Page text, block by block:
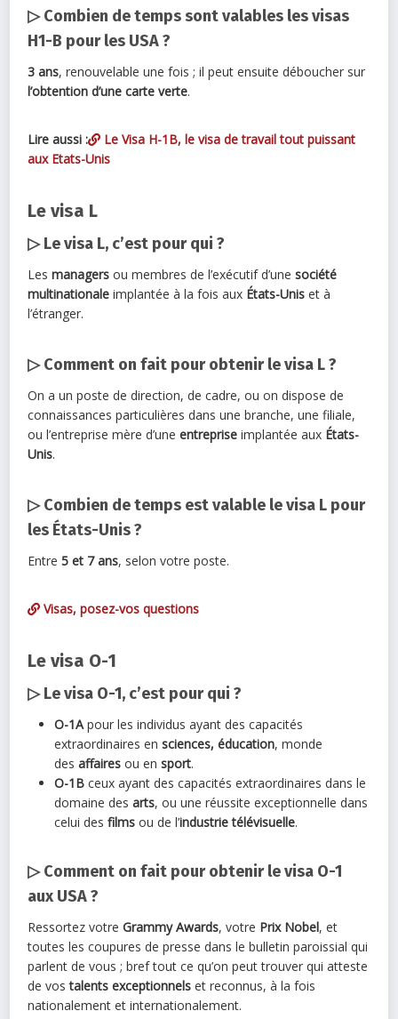
▷ Combien de temps sont valables les visas
H1-B pour les USA ?
3 ans, renouvelable une fois ; il peut ensuite déboucher sur
l’obtention d’une carte verte.
Lire aussi :
Le Visa H-1B, le visa de travail tout puissant
aux Etats-Unis
Le visa L
▷ Le visa L, c’est pour qui ?
Lesmanagers ou membres de l’exécutif d’unesociété
multinationale implantée à la fois aux États-Unis et à
l’étranger.
▷ Comment on fait pour obtenir le visa L ?
On a un poste de direction, de cadre, ou on dispose de
connaissances particulières dans une branche, une filiale,
ou l’entreprise mère d’uneentreprise implantée aux États-
Unis.
▷ Combien de temps est valable le visa L pour
les États-Unis ?
Entre5 et 7 ans, selon votre poste.
Visas, posez-vos questions
Le visa O-1
▷ Le visa O-1, c’est pour qui ?
O-1Apour les individus ayant des capacités
extraordinaires ensciences, éducation, monde
desaffaires ou ensport.
O-1B ceux ayant des capacités extraordinaires dans le
domaine des arts, ou une réussite exceptionnelle dans
celui desfilms ou de l’industrie télévisuelle.
▷ Comment on fait pour obtenir le visa O-1
aux USA ?
Ressortez votreGrammy Awards, votre Prix Nobel, et
toutes les coupures de presse dans le bulletin paroissial qui
parlent de vous ; bref tout ce qu’on peut trouver qui atteste
de vostalents exceptionnels et reconnus, à la fois
nationalement et internationalement.